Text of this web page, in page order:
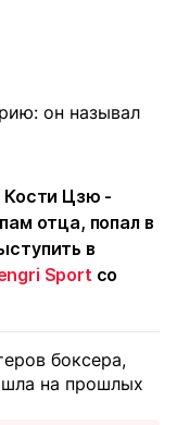
Кости Цзю -
отца, попал в
в
Sport со
боксера,
на прошлых